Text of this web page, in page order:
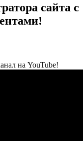
сайта с
на YouTube!